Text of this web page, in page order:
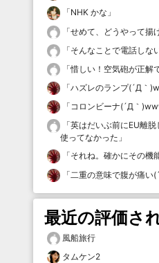
「NHK かな 」
「せめて、どうやって揚
「そんなことで電話しな
「惜しい！空気砲が正解
「ハズレのランプ(´Д｀
「コロンビーナ(´Д｀
「英はだいぶ前にEU離
使ってなかった 」
「それね。確かにその
「二重の意味で腹が痛
最近の評価さ
風船旅行
タムケン2